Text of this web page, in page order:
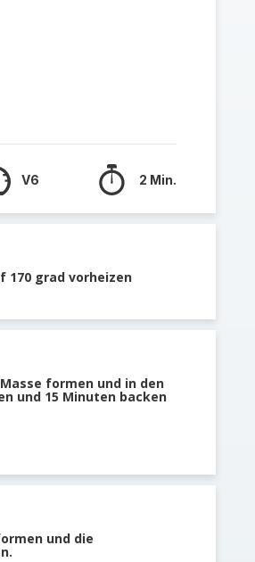
V6 2 Min.
170 grad vorheizen
formen und in den
und 15 Minuten backen
und die